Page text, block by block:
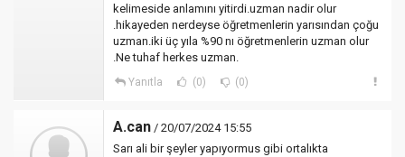
kelimeside anlamını yitirdi.uzman nadir olur
.hikayeden nerdeyse öğretmenlerin yarısından çoğu
uzman.iki üç yıla %90 nı öğretmenlerin uzman olur
.Ne tuhaf herkes uzman.
Yanıtla (0) (0)
A.can / 20/07/2024 15:55
Sarı ali bir şeyler yapıyormus gibi ortalıkta